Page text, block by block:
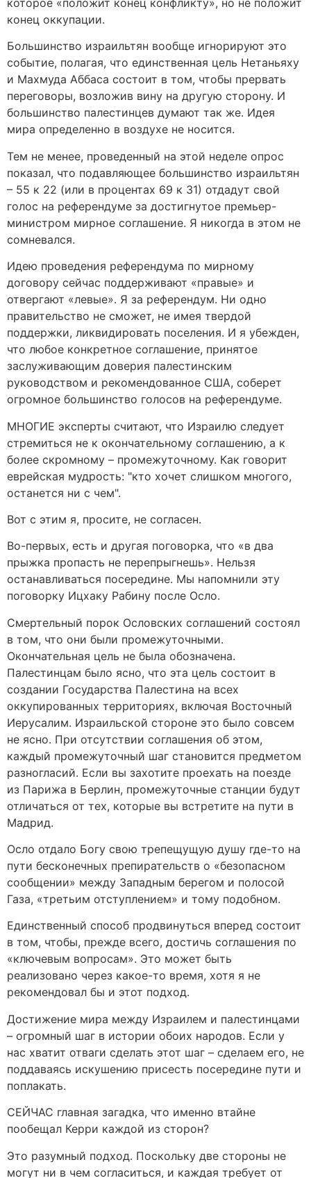
конец оккупации.
Большинство израильтян вообще игнорируют это
событие, полагая, что единственная цель Нетаньяху
и Махмуда Аббаса состоит в том, чтобы прервать
переговоры, возложив вину на другую сторону. И
большинство палестинцев думают так же. Идея
мира определенно в воздухе не носится.
Тем не менее, проведенный на этой неделе опрос
показал, что подавляющее большинство израильтян
– 55 к 22 (или в процентах 69 к 31) отдадут свой
голос на референдуме за достигнутое премьер-
министром мирное соглашение. Я никогда в этом не
сомневался.
Идею проведения референдума по мирному
договору сейчас поддерживают «правые» и
отвергают «левые». Я за референдум. Ни одно
правительство не сможет, не имея твердой
поддержки, ликвидировать поселения. И я убежден,
что любое конкретное соглашение, принятое
заслуживающим доверия палестинским
руководством и рекомендованное США, соберет
огромное большинство голосов на референдуме.
МНОГИЕ эксперты считают, что Израилю следует
стремиться не к окончательному соглашению, а к
более скромному – промежуточному. Как говорит
еврейская мудрость: "кто хочет слишком многого,
останется ни с чем".
Вот с этим я, просите, не согласен.
Во-первых, есть и другая поговорка, что «в два
прыжка пропасть не перепрыгнешь». Нельзя
останавливаться посередине. Мы напомнили эту
поговорку Ицхаку Рабину после Осло.
Смертельный порок Ословских соглашений состоял
в том, что они были промежуточными.
Окончательная цель не была обозначена.
Палестинцам было ясно, что эта цель состоит в
создании Государства Палестина на всех
оккупированных территориях, включая Восточный
Иерусалим. Израильской стороне это было совсем
не ясно. При отсутствии соглашения об этом,
каждый промежуточный шаг становится предметом
разногласий. Если вы захотите проехать на поезде
из Парижа в Берлин, промежуточные станции будут
отличаться от тех, которые вы встретите на пути в
Мадрид.
Осло отдало Богу свою трепещущую душу где-то на
пути бесконечных препирательств о «безопасном
сообщении» между Западным берегом и полосой
Газа, «третьим отступлением» и тому подобном.
Единственный способ продвинуться вперед состоит
в том, чтобы, прежде всего, достичь соглашения по
«ключевым вопросам». Это может быть
реализовано через какое-то время, хотя я не
рекомендовал бы и этот подход.
Достижение мира между Израилем и палестинцами
– огромный шаг в истории обоих народов. Если у
нас хватит отваги сделать этот шаг – сделаем его, не
поддаваясь искушению присесть посередине пути и
поплакать.
СЕЙЧАС главная загадка, что именно втайне
пообещал Керри каждой из сторон?
Это разумный подход. Поскольку две стороны не
могут ни в чем согласиться, и каждая требует от